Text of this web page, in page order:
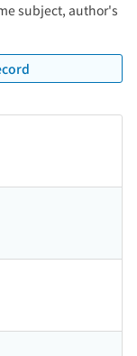
subject, author's